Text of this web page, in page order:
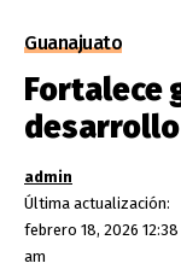
Guanajuato
Fortalece
Última actualización:
febrero 18, 2026 12:38
am
admin